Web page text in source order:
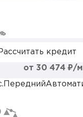
Рассчитать кредит
от 30 474 ₽/
Передний